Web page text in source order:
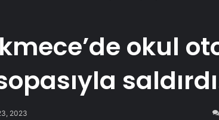
okul
2023